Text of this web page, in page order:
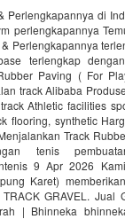
Perlengkapannya di
perlengkapannya
Perlengkapannya
terlengkap
Paving ( For
track Alibaba
Athletic facilities
flooring, synthetic
Track
tenis
9 Apr 2026
Karet)
TRACK GRAVEL.
| Bhinneka